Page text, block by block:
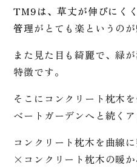
TM9は、草丈が伸びにく
管理がとても楽というのが
また見た目も綺麗で、緑
特徴です。
そこにコンクリート枕木
ベートガーデンへと続く
コンクリート枕木を曲線
×コンクリート枕木の暖